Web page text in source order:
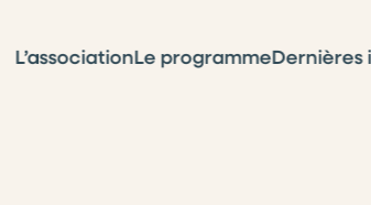
L’associationLe programmeDernières